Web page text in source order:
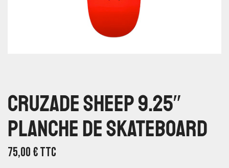
Cruzade Sheep 9.25″
Planche De Skateboard
75,00€TTC